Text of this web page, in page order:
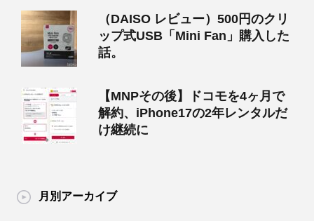
（DAISO レビュー）500円のクリ
ップ式USB「Mini Fan」購入した
話。
【MNPその後】ドコモを4ヶ月で
解約、iPhone17の2年レンタルだ
け継続に
月別アーカイブ